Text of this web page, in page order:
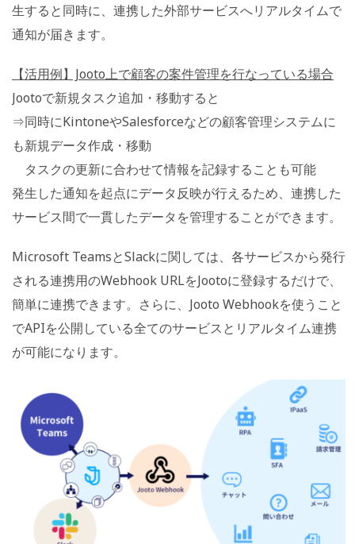
生すると同時に、連携した外部サービスへリアルタイムで
通知が届きます。
【活用例】Jooto上で顧客の案件管理を行なっている場合
Jootoで新規タスク追加・移動すると
⇒同時にKintoneやSalesforceなどの顧客管理システムに
も新規データ作成・移動
タスクの更新に合わせて情報を記録することも可能
発生した通知を起点にデータ反映が行えるため、連携した
サービス間で一貫したデータを管理することができます。
Microsoft TeamsとSlackに関しては、各サービスから発行
される連携用のWebhook URLをJootoに登録するだけで、
簡単に連携できます。さらに、Jooto Webhookを使うこと
でAPIを公開している全てのサービスとリアルタイム連携
が可能になります。